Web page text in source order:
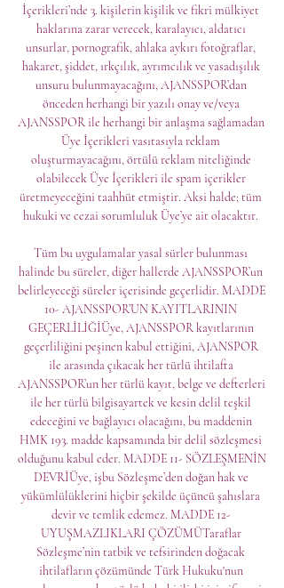
İçerikleri’nde 3. kişilerin kişilik ve fikri mülkiyet
haklarına zarar verecek, karalayıcı, aldatıcı
unsurlar, pornografik, ahlaka aykırı fotoğraflar,
hakaret, şiddet, ırkçılık, ayrımcılık ve yasadışılık
unsuru bulunmayacağını, AJANSSPOR’dan
önceden herhangi bir yazılı onay ve/veya
AJANSSPOR ile herhangi bir anlaşma sağlamadan
Üye İçerikleri vasıtasıyla reklam
oluşturmayacağını, örtülü reklam niteliğinde
olabilecek Üye İçerikleri ile spam içerikler
üretmeyeceğini taahhüt etmiştir. Aksi halde; tüm
hukuki ve cezai sorumluluk Üye’ye ait olacaktır.
Tüm bu uygulamalar yasal sürler bulunması
halinde bu süreler, diğer hallerde AJANSSPOR’un
belirleyeceği süreler içerisinde geçerlidir. MADDE
10- AJANSSPOR’UN KAYITLARININ
GEÇERLİLİĞİÜye, AJANSSPOR kayıtlarının
geçerliliğini peşinen kabul ettiğini, AJANSPOR
ile arasında çıkacak her türlü ihtilafta
AJANSSPOR’un her türlü kayıt, belge ve defterleri
ile her türlü bilgisayartek ve kesin delil teşkil
edeceğini ve bağlayıcı olacağını, bu maddenin
HMK 193. madde kapsamında bir delil sözleşmesi
olduğunu kabul eder. MADDE 11- SÖZLEŞMENİN
DEVRİÜye, işbu Sözleşme’den doğan hak ve
yükümlülüklerini hiçbir şekilde üçüncü şahıslara
devir ve temlik edemez. MADDE 12-
UYUŞMAZLIKLARI ÇÖZÜMÜTaraflar
Sözleşme’nin tatbik ve tefsirinden doğacak
ihtilafların çözümünde Türk Hukuku'nun